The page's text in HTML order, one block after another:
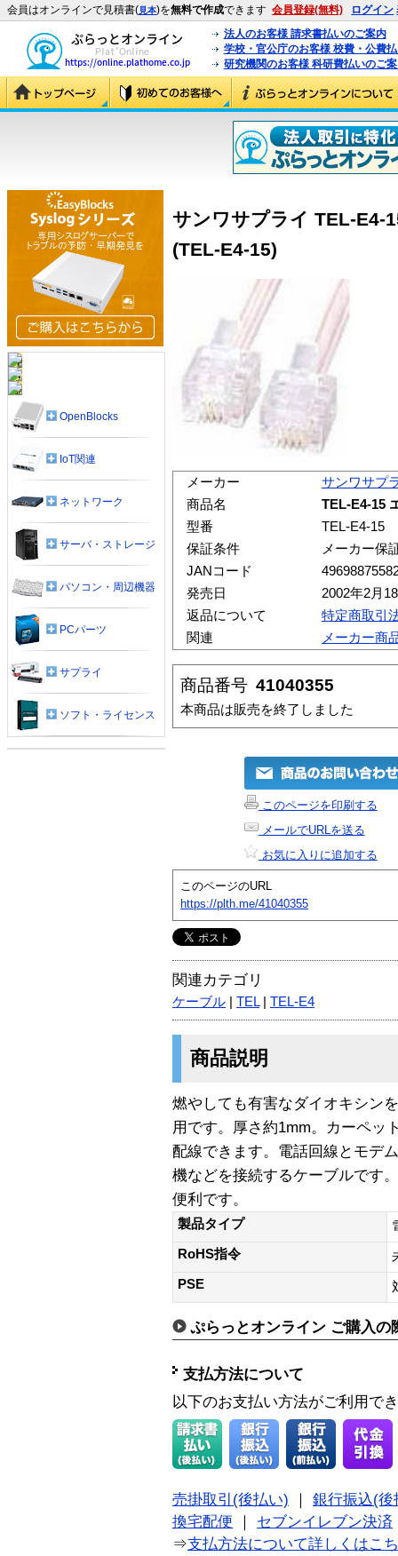
会員はオンラインで見積書(見本)を無料で作成できます 会員登録(無料) ログイン
法人のお客様 請求書払いのご案内
学校・官公庁のお客様 校費・公費
研究機関のお客様 科研費払いのご
サンワサプライ TEL-E4-
(TEL-E4-15)
メーカー
サンワサプ
商品名
TEL-E4-15
型番
TEL-E4-15
保証条件
メーカー保
JANコード
発売日
2002年2月
返品について
特定商取引
関連
メーカー商
商品番号 41040355
本商品は販売を終了しました
このページを印刷する
メールでURLを送る
お気に入りに追加する
このページのURL
https://plth.me/41040355
関連カテゴリ
ケーブル TEL| TEL-E4
商品説明
燃やしても有害なダイオキシン
用です。厚さ約1mm。カーペッ
配線できます。電話回線とモデ
機などを接続するケーブルです
便利です。
製品タイプ
RoHS指令
PSE
ぷらっとオンライン ご購入の
支払方法について
以下のお支払い方法がご利用で
売掛取引(後払い)
銀行振込(後
換宅配便
セブンイレブン決済
⇒支払方法について詳しくはこ
OpenBlocks
IoT関連
ネットワーク
サーバ・ストレージ
パソコン・周辺機器
PCパーツ
サプライ
ソフト・ライセンス